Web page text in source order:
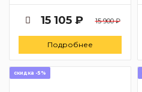
15 105 ₽ 15 900 ₽
Подробнее
скидка -5%